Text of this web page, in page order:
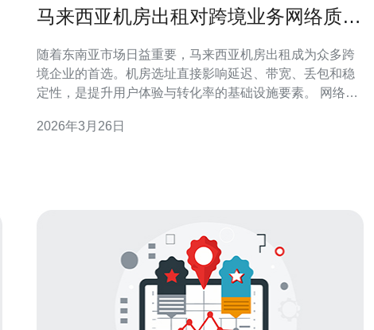
马来西亚机房出租对跨境业务网络质量
随着东南亚市场日益重要，马来西亚机房出租成为众多跨
境企业的首选。机房选址直接影响延迟、带宽、丢包和稳
定性，是提升用户体验与转化率的基础设施要素。 网络质
（jitter）。位于吉隆坡或槟城的机房能缩短到东盟主要节
2026年3月26日